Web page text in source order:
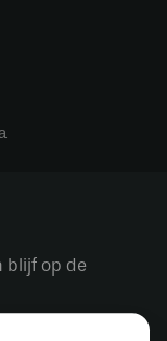
blijf op de